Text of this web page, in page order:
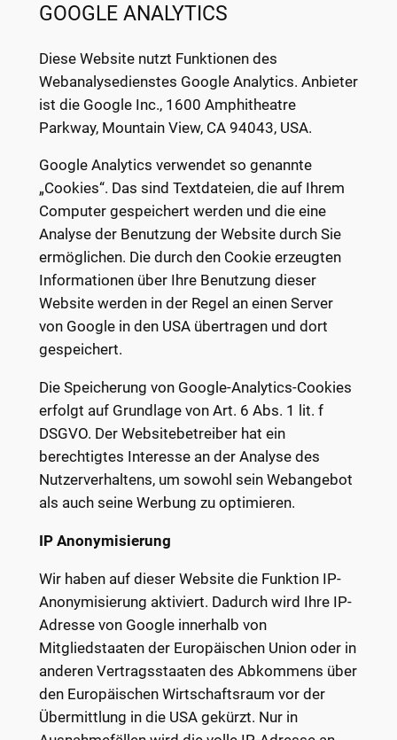
GOOGLE ANALYTICS
Diese Website nutzt Funktionen des
Webanalysedienstes Google Analytics. Anbieter
ist die Google Inc., 1600 Amphitheatre
Parkway, Mountain View, CA 94043, USA.
Google Analytics verwendet so genannte
„Cookies“. Das sind Textdateien, die auf Ihrem
Computer gespeichert werden und die eine
Analyse der Benutzung der Website durch Sie
ermöglichen. Die durch den Cookie erzeugten
Informationen über Ihre Benutzung dieser
Website werden in der Regel an einen Server
von Google in den USA übertragen und dort
gespeichert.
Die Speicherung von Google-Analytics-Cookies
erfolgt auf Grundlage von Art. 6 Abs. 1 lit. f
DSGVO. Der Websitebetreiber hat ein
berechtigtes Interesse an der Analyse des
Nutzerverhaltens, um sowohl sein Webangebot
als auch seine Werbung zu optimieren.
IP Anonymisierung
Wir haben auf dieser Website die Funktion IP-
Anonymisierung aktiviert. Dadurch wird Ihre IP-
Adresse von Google innerhalb von
Mitgliedstaaten der Europäischen Union oder in
anderen Vertragsstaaten des Abkommens über
den Europäischen Wirtschaftsraum vor der
Übermittlung in die USA gekürzt. Nur in